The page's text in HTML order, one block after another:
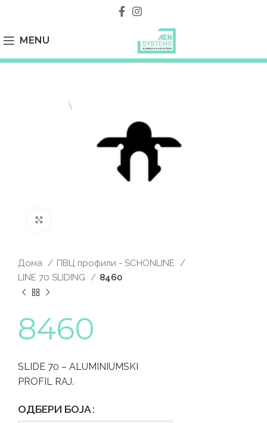
MENU
Дома
ПВЦ профили - SCHONLINE
LINE 70 SLIDING
8460
8460
SLIDE 70 – ALUMINIUMSKI
PROFIL RAJ.
ОДБЕРИ БОЈА